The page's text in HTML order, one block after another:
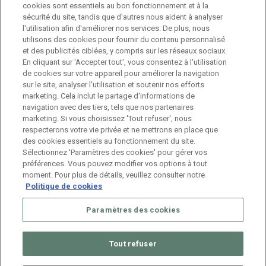
Branch Manager Namur
Namur Temps plein
Branch Manager Anderlecht
Anderlecht Temps plein
Job étudiant – HR Consultant
Anderlecht Temporaire
cookies sont essentiels au bon fonctionnement et à la
sécurité du site, tandis que d'autres nous aident à analyser
l'utilisation afin d'améliorer nos services. De plus, nous
utilisons des cookies pour fournir du contenu personnalisé
et des publicités ciblées, y compris sur les réseaux sociaux.
En cliquant sur 'Accepter tout', vous consentez à l'utilisation
de cookies sur votre appareil pour améliorer la navigation
sur le site, analyser l'utilisation et soutenir nos efforts
marketing. Cela inclut le partage d'informations de
navigation avec des tiers, tels que nos partenaires
marketing. Si vous choisissez 'Tout refuser', nous
respecterons votre vie privée et ne mettrons en place que
des cookies essentiels au fonctionnement du site.
Sélectionnez 'Paramètres des cookies' pour gérer vos
préférences. Vous pouvez modifier vos options à tout
moment. Pour plus de détails, veuillez consulter notre
Politique de cookies
Paramètres des cookies
Tout refuser